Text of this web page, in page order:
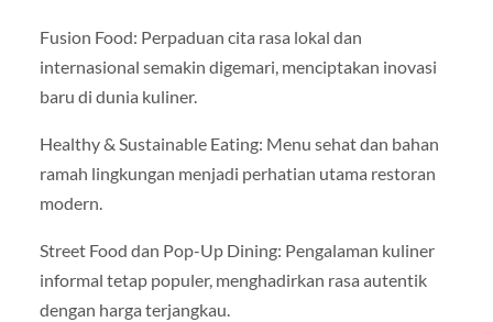
Fusion Food: Perpaduan cita rasa lokal dan
internasional semakin digemari, menciptakan inovasi
baru di dunia kuliner.
Healthy & Sustainable Eating: Menu sehat dan bahan
ramah lingkungan menjadi perhatian utama restoran
modern.
Street Food dan Pop-Up Dining: Pengalaman kuliner
informal tetap populer, menghadirkan rasa autentik
dengan harga terjangkau.